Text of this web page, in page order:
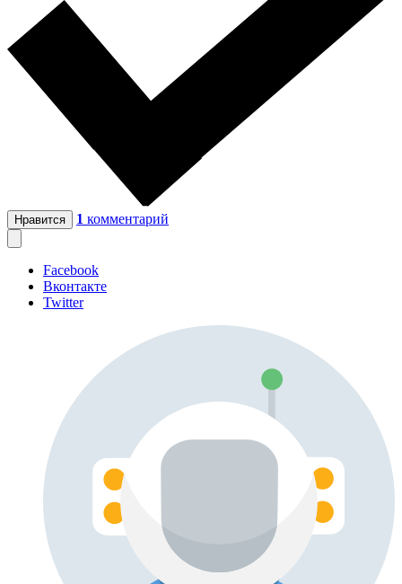
Нравится 1 комментарий
Facebook
Вконтакте
Twitter